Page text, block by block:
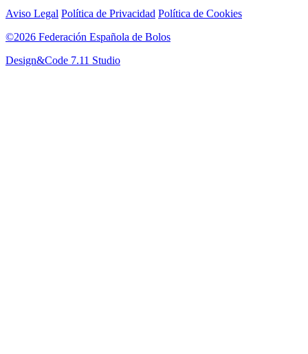
Aviso Legal Política de Privacidad Política de Cookies
©2026 Federación Española de Bolos
Design&Code 7.11 Studio